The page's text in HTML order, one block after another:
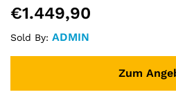
€1.449,90
Sold By: ADMIN
Zum